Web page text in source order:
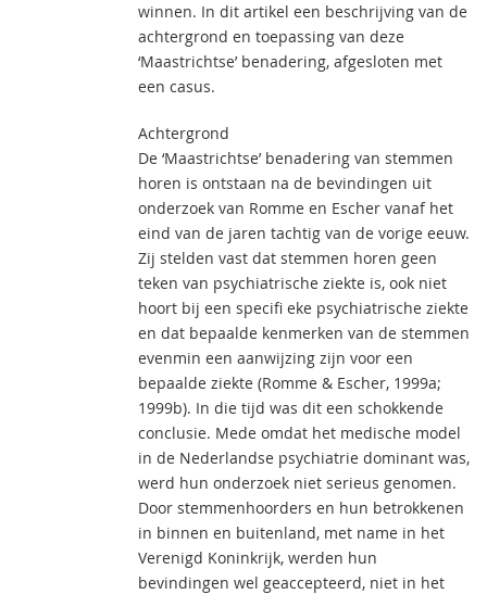
winnen. In dit artikel een beschrijving van de
achtergrond en toepassing van deze
‘Maastrichtse’ benadering, afgesloten met
een casus.
Achtergrond
De ‘Maastrichtse’ benadering van stemmen
horen is ontstaan na de bevindingen uit
onderzoek van Romme en Escher vanaf het
eind van de jaren tachtig van de vorige eeuw.
Zij stelden vast dat stemmen horen geen
teken van psychiatrische ziekte is, ook niet
hoort bij een specifi eke psychiatrische ziekte
en dat bepaalde kenmerken van de stemmen
evenmin een aanwijzing zijn voor een
bepaalde ziekte (Romme & Escher, 1999a;
1999b). In die tijd was dit een schokkende
conclusie. Mede omdat het medische model
in de Nederlandse psychiatrie dominant was,
werd hun onderzoek niet serieus genomen.
Door stemmenhoorders en hun betrokkenen
in binnen en buitenland, met name in het
Verenigd Koninkrijk, werden hun
bevindingen wel geaccepteerd, niet in het